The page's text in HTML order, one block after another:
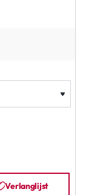
Verlanglijst